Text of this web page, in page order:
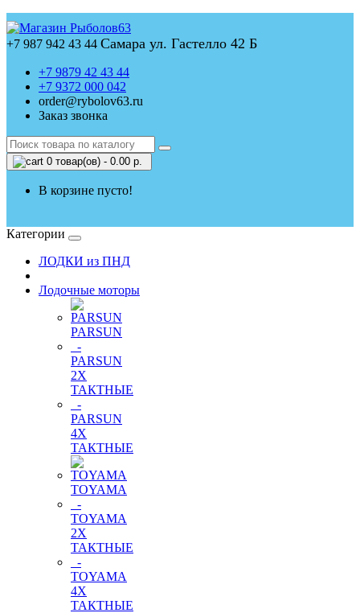
+7 987 942 43 44 Самара ул. Гастелло 42 Б
+7 9879 42 43 44
+7 9372 000 042
order@rybolov63.ru
Заказ звонка
0 товар(ов) - 0.00 р.
В корзине пусто!
Категории
ЛОДКИ из ПНД
Лодочные моторы
PARSUN
-
PARSUN
2Х
ТАКТНЫЕ
-
PARSUN
4Х
ТАКТНЫЕ
TOYAMA
-
TOYAMA
2Х
ТАКТНЫЕ
-
TOYAMA
4Х
ТАКТНЫЕ